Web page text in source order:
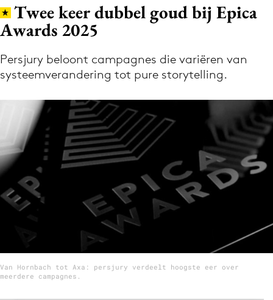
Volg het laatste nieuws via de Adformatie
Nieuws app
Menu
Home
9 sept: GenAI-training
12 nov: MarketingLive!
Adverteren
Events
Twee keer dubbel goud bij Epica
Awards 2025
Persjury beloont campagnes die variëren van
systeemverandering tot pure storytelling.
Van Hornbach tot Axa: persjury verdeelt hoogste eer over
meerdere campagnes.